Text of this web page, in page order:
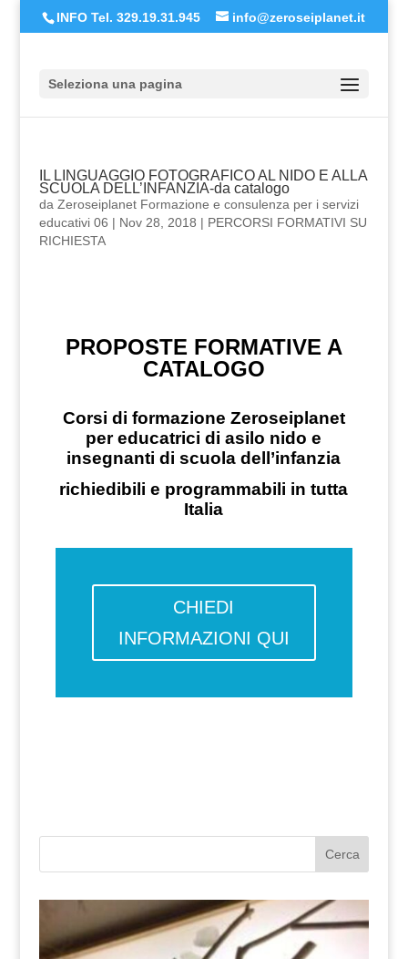
INFO Tel. 329.19.31.945 info@zeroseiplanet.it
Seleziona una pagina
IL LINGUAGGIO FOTOGRAFICO AL NIDO E ALLA
SCUOLA DELL’INFANZIA-da catalogo
da Zeroseiplanet Formazione e consulenza per i servizi
educativi 06 | Nov 28, 2018 | PERCORSI FORMATIVI SU
RICHIESTA
PROPOSTE FORMATIVE A
CATALOGO
Corsi di formazione Zeroseiplanet
per educatrici di asilo nido e
insegnanti di scuola dell’infanzia
richiedibili e programmabili in tutta
Italia
CHIEDI
INFORMAZIONI QUI
Cerca